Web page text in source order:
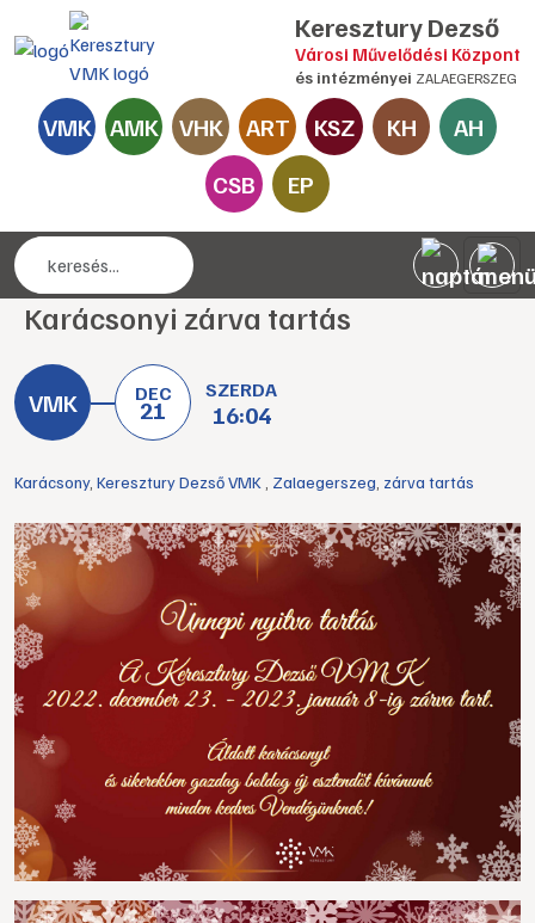
Keresztury Dezső
Városi Művelődési Központ
és intézményei ZALAEGERSZEG
VMK AMK VHK ART KSZ KH
AH
CSB
EP
Karácsonyi zárva tartás
DEC
21
SZERDA
16:04
Karácsony, Keresztury Dezső VMK Zalaegerszeg zárva tartás